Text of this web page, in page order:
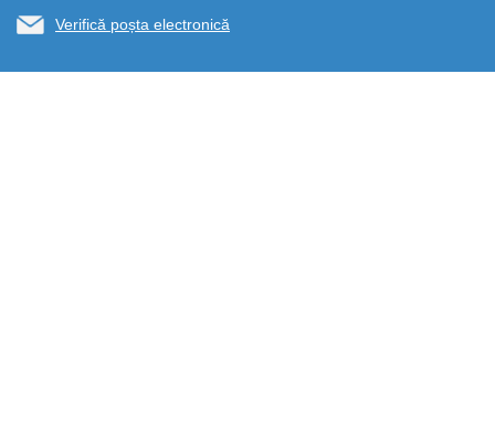
Verifică poșta electronică